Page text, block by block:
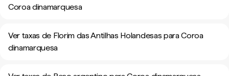
Coroa dinamarquesa
Ver taxas de Florim das Antilhas Holandesas para Coroa
dinamarquesa